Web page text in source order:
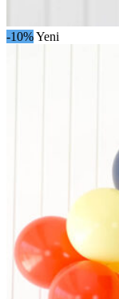
-10%Yeni